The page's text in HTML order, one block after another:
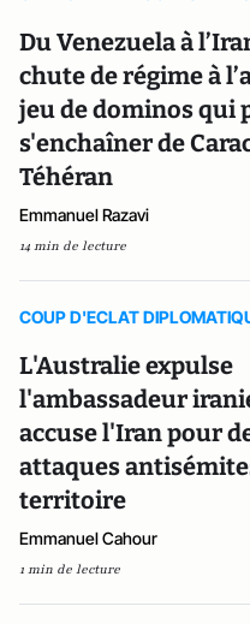
Du Venezuela à
chute de régime à
jeu de dominos qui
s'enchaîner de
Téhéran
Emmanuel Razavi
14 min de lecture
COUP D'ECLAT
L'Australie expulse
l'ambassadeur
accuse l'Iran pour
attaques
territoire
Emmanuel Cahour
1 min de lecture